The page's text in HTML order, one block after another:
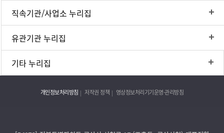
직속기관/사업소 누리집
유관기관 누리집
기타 누리집
개인정보처리방침 저작권 정책 영상정보처리기기운영·관리방침